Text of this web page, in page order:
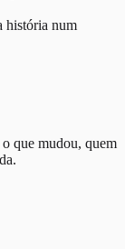
história num
que mudou, quem